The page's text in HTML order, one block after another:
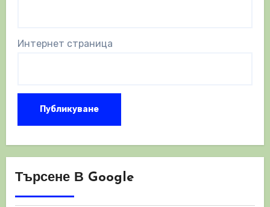
Интернет страница
Търсене В Google